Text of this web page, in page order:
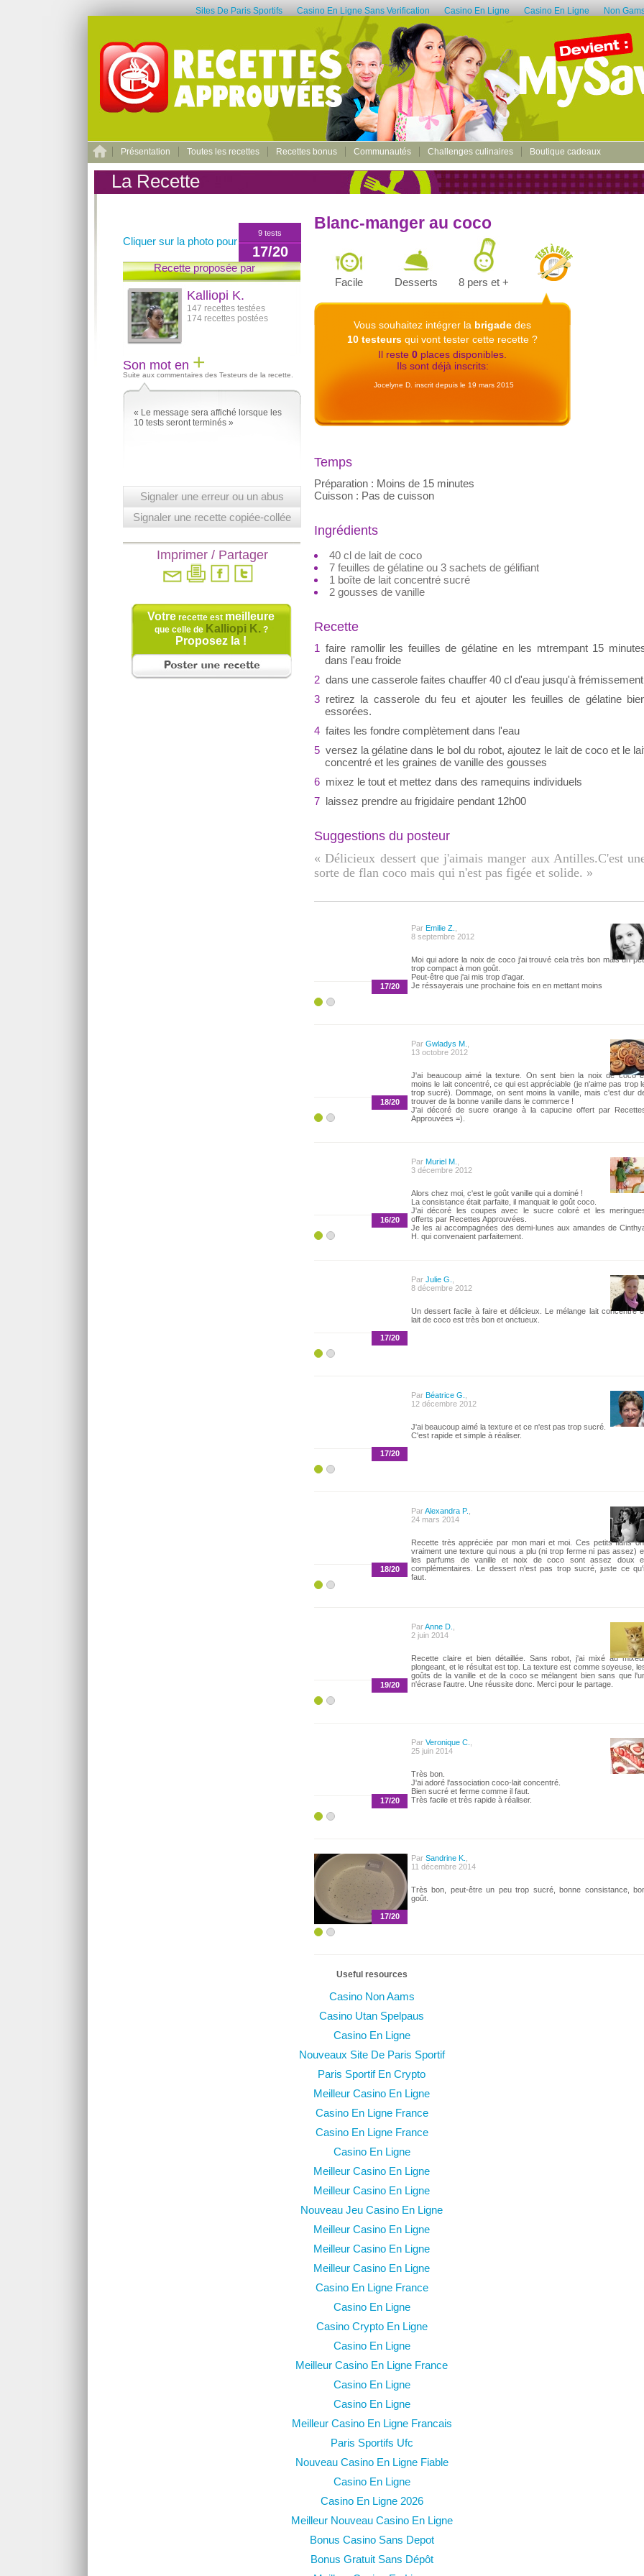
Sites De Paris Sportifs Casino En Ligne Sans Verification Casino En Ligne Casino En Ligne Non
Présentation Toutes les recettes Recettes bonus Communautés Challenges culinaires Boutique cadeaux
La Recette
9 tests
17/20
Cliquer sur la photo pour l'agrandir
Recette proposée par
Kalliopi K.
147 recettes testées
174 recettes postées
Son mot en +
Suite aux commentaires des Testeurs de la recette.
« Le message sera affiché lorsque les
10 tests seront terminés »
Signaler une erreur ou un abus
Signaler une recette copiée-collée
Imprimer / Partager
Votre recette est meilleure
que celle de Kalliopi K.?
Proposez la !
Blanc-manger au coco
Facile Desserts 8 pers et +
Vous souhaitez intégrer la brigade des
10 testeurs qui vont tester cette recette ?
Il reste 0 places disponibles.
Ils sont déjà inscrits:
Jocelyne D. inscrit depuis le 19 mars 2015
Temps
Préparation : Moins de 15 minutes
Cuisson : Pas de cuisson
Ingrédients
40 cl de lait de coco
7 feuilles de gélatine ou 3 sachets de gélifiant
1 boîte de lait concentré sucré
2 gousses de vanille
Recette
1 faire ramollir les feuilles de gélatine en les mtrempant 15
dans l'eau froide
2 dans une casserole faites chauffer 40 cl d'eau jusqu'à frémissement
3 retirez la casserole du feu et ajouter les feuilles de gélatine
essorées.
4 faites les fondre complètement dans l'eau
5 versez la gélatine dans le bol du robot, ajoutez le lait de coco et le
concentré et les graines de vanille des gousses
6 mixez le tout et mettez dans des ramequins individuels
7 laissez prendre au frigidaire pendant 12h00
Suggestions du posteur
« Délicieux dessert que j'aimais manger aux Antilles.C'est
sorte de flan coco mais qui n'est pas figée et solide. »
17/20
Par Emilie Z.
8 septembre 2012
Moi qui adore la noix de coco j'ai trouvé cela très bon mais un
trop compact à mon goût.
Peut-être que j'ai mis trop d'agar.
Je réssayerais une prochaine fois en en mettant moins
18/20
Par Gwladys M.
13 octobre 2012
J'ai beaucoup aimé la texture. On sent bien la noix de coco
moins le lait concentré, ce qui est appréciable (je n'aime pas trop
trop sucré). Dommage, on sent moins la vanille, mais c'est dur
trouver de la bonne vanille dans le commerce !
J'ai décoré de sucre orange à la capucine offert par
Approuvées =).
16/20
Par Muriel M.
3 décembre 2012
Alors chez moi, c'est le goût vanille qui a dominé !
La consistance était parfaite, il manquait le goût coco.
J'ai décoré les coupes avec le sucre coloré et les
offerts par Recettes Approuvées.
Je les ai accompagnées des demi-lunes aux amandes de
H. qui convenaient parfaitement.
17/20
Par Julie G.
8 décembre 2012
Un dessert facile à faire et délicieux. Le mélange lait concentré
lait de coco est très bon et onctueux.
17/20
Par Béatrice G.
12 décembre 2012
J'ai beaucoup aimé la texture et ce n'est pas trop sucré.
C'est rapide et simple à réaliser.
18/20
ParAlexandra P.
24 mars 2014
Recette très appréciée par mon mari et moi. Ces petits flans
vraiment une texture qui nous a plu (ni trop ferme ni pas assez)
les parfums de vanille et noix de coco sont assez doux
complémentaires. Le dessert n'est pas trop sucré, juste ce
faut.
19/20
ParAnne D.
2 juin 2014
Recette claire et bien détaillée. Sans robot, j'ai mixé au
plongeant, et le résultat est top. La texture est comme soyeuse,
goûts de la vanille et de la coco se mélangent bien sans que
n'écrase l'autre. Une réussite donc. Merci pour le partage.
17/20
Par Veronique C.
25 juin 2014
Très bon.
J'ai adoré l'association coco-lait concentré.
Bien sucré et ferme comme il faut.
Très facile et très rapide à réaliser.
17/20
Par Sandrine K.
11 décembre 2014
Très bon, peut-être un peu trop sucré, bonne consistance,
goût.
Useful resources
Casino Non Aams
Casino Utan Spelpaus
Casino En Ligne
Nouveaux Site De Paris Sportif
Paris Sportif En Crypto
Meilleur Casino En Ligne
Casino En Ligne France
Casino En Ligne France
Casino En Ligne
Meilleur Casino En Ligne
Meilleur Casino En Ligne
Nouveau Jeu Casino En Ligne
Meilleur Casino En Ligne
Meilleur Casino En Ligne
Meilleur Casino En Ligne
Casino En Ligne France
Casino En Ligne
Casino Crypto En Ligne
Casino En Ligne
Meilleur Casino En Ligne France
Casino En Ligne
Casino En Ligne
Meilleur Casino En Ligne Francais
Paris Sportifs Ufc
Nouveau Casino En Ligne Fiable
Casino En Ligne
Casino En Ligne 2026
Meilleur Nouveau Casino En Ligne
Bonus Casino Sans Depot
Bonus Gratuit Sans Dépôt